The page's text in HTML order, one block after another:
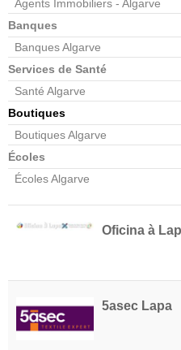
Agents Immobiliers - Algarve
Banques
Banques Algarve
Services de Santé
Santé Algarve
Boutiques
Boutiques Algarve
Écoles
Écoles Algarve
Oficina à
5asec Lapa